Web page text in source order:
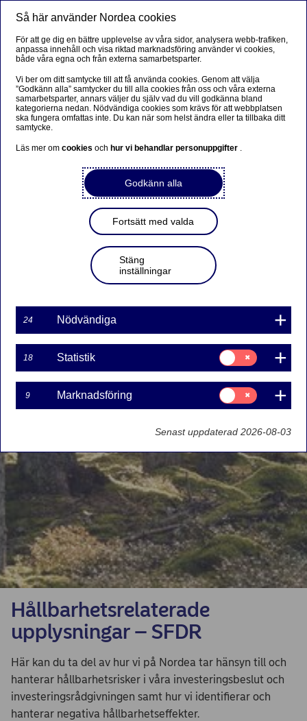
Hållbarhetsrelaterade
upplysningar – SFDR
Här kan du ta del av hur vi på Nordea tar hänsyn till och
hanterar hållbarhetsrisker i våra investeringsbeslut och
investeringsrådgivningen samt hur vi identifierar och
hanterar negativa hållbarhetseffekter.
Så här använder Nordea cookies
För att ge dig en bättre upplevelse av våra sidor, analysera webb-trafiken,
anpassa innehåll och visa riktad marknadsföring använder vi cookies,
både våra egna och från externa samarbetsparter.
Vi ber om ditt samtycke till att få använda cookies. Genom att välja
”Godkänn alla” samtycker du till alla cookies från oss och våra externa
samarbetsparter, annars väljer du själv vad du vill godkänna bland
kategorierna nedan. Nödvändiga cookies som krävs för att webbplatsen
ska fungera omfattas inte. Du kan när som helst ändra eller ta tillbaka ditt
samtycke.
Läs mer omcookiesoch hur vi behandlar personuppgifter .
Godkänn alla
Fortsätt med valda
Stäng
inställningar
24 Nödvändiga
18 Statistik
Samtycke
för:
Statistik
9 Marknadsföring
Samtycke
för:
Marknadsföring
Senast uppdaterad 2026-08-03